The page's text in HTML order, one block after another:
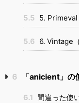
5.5 5. Primeval
5.6 6. Vintage
6 「anicient」の
6.1 間違った